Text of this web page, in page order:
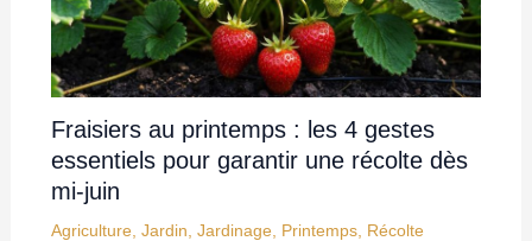
Fraisiers au printemps : les 4 gestes
essentiels pour garantir une récolte dès
mi-juin
Agriculture Jardin Jardinage Printemps, Récolte